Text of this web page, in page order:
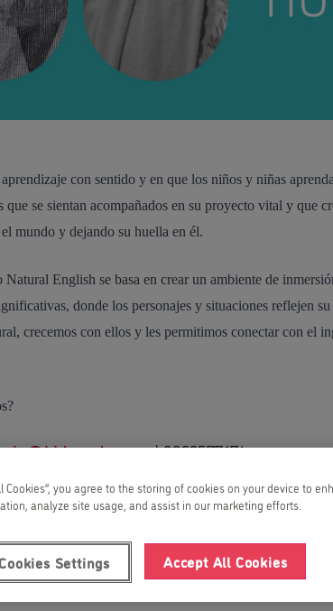
con sentido y en que los niños y niñas
se sientan acompañados en su proyecto vital y que
mundo y dejando su huella en él.
English se basa en crear un ambiente de
donde los personajes y situaciones reflejen
crecemos con ellos y les permitimos conectar con el
| 3322577174
Cookies”, you agree to the storing of cookies on your device to
analyze site usage, and assist in our marketing efforts.
Accept All Cookies
Settings